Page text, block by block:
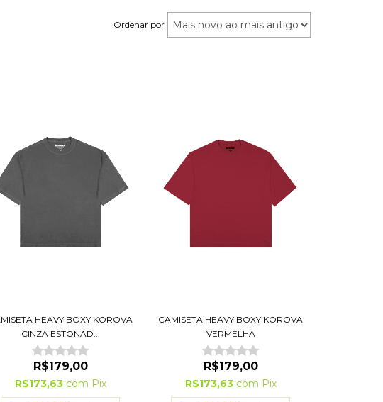
Ordenar por
HEAVY BOXY KOROVA
CINZA ESTONAD...
R$179,00
R$173,63 com Pix
CAMISETA HEAVY BOXY KOROVA
VERMELHA
R$179,00
R$173,63 com Pix